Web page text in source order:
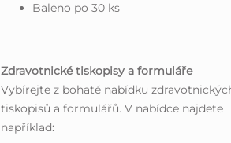
Baleno po 30 ks
Zdravotnické tiskopisy a formuláře
Vybírejte z bohaté nabídku
tiskopisů a formulářů. V nabídce najdete
například: